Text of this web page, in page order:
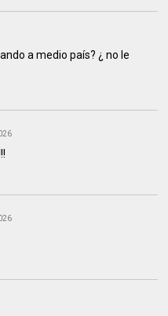
a medio país? ¿ no le